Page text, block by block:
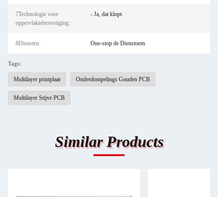
7Technologie voor
oppervlaktebevestiging:
- Ja, dat klopt.
8Diensten: One-stop de Dienstoem
Tags:
Multilayer printplaat Onderdompelings Gouden PCB
Multilayer Stijve PCB
Similar Products